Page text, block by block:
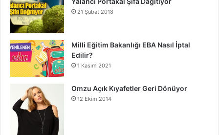
21 Şubat 2018
Milli Eğitim Bakanlığı EBA Nasıl İptal
Edilir?
1 Kasım 2021
Omzu Açık Kıyafetler Geri Dönüyor
12 Ekim 2014